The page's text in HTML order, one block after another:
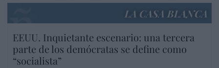
LA CASA BLANCA
EEUU. Inquietante escenario: una tercera
parte de los demócratas se define como
“socialista”